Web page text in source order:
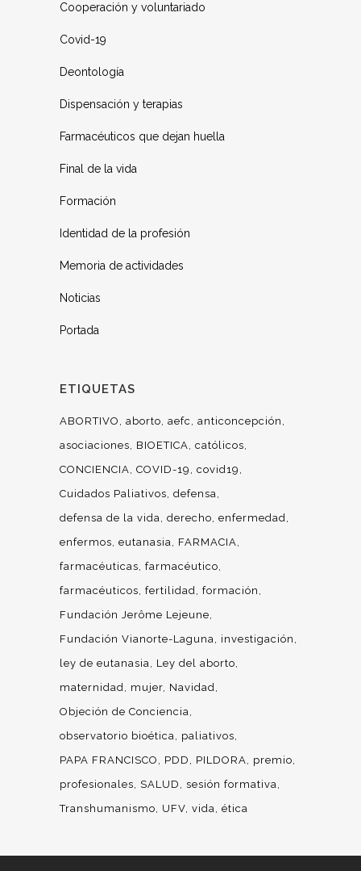
Cooperación y voluntariado
Covid-19
Deontología
Dispensación y terapias
Farmacéuticos que dejan huella
Final de la vida
Formación
Identidad de la profesión
Memoria de actividades
Noticias
Portada
ETIQUETAS
ABORTIVO aborto aefc
anticoncepción
asociaciones
BIOETICA católicos
CONCIENCIA COVID-19
covid19
Cuidados Paliativos defensa
defensa de la vida derecho enfermedad
enfermos eutanasia
FARMACIA
farmacéuticas farmacéutico
farmacéuticos fertilidad formación
Fundación Jerôme Lejeune
Fundación Vianorte-Laguna
investigación
ley de eutanasia
Ley del aborto
maternidad
mujer Navidad
Objeción de Conciencia
observatorio bioética
paliativos
PAPA FRANCISCO
PDD PILDORA
premio
profesionales
SALUD
sesión formativa
Transhumanismo
UFV vida ética